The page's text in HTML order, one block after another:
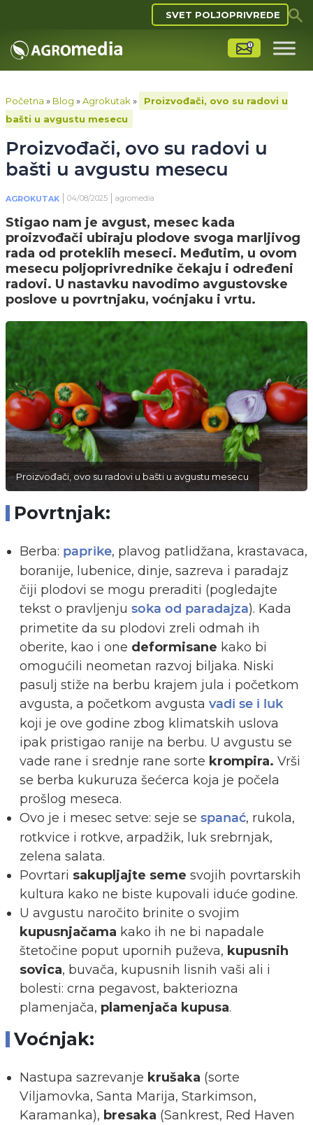
SVET POLJOPRIVREDE
Početna » Blog »Agrokutak »
Proizvođači, ovo su radovi u
bašti u avgustu mesecu
Proizvođači, ovo su radovi u
bašti u avgustu mesecu
AGROKUTAK 04/08/2025 agromedia
Stigao nam je avgust, mesec kada
proizvođači ubiraju plodove svoga marljivog
rada od proteklih meseci. Međutim, u ovom
mesecu poljoprivrednike čekaju i određeni
radovi. U nastavku navodimo avgustovske
poslove u povrtnjaku, voćnjaku i vrtu.
Proizvođači, ovo su radovi u bašti u avgustu mesecu
Povrtnjak:
Berba: paprike, plavog patlidžana, krastavaca,
boranije, lubenice, dinje, sazreva i paradajz
čiji plodovi se mogu preraditi (pogledajte
tekst o pravljenju soka od paradajza). Kada
primetite da su plodovi zreli odmah ih
oberite, kao i one deformisane kako bi
omogućili neometan razvoj biljaka. Niski
pasulj stiže na berbu krajem jula i početkom
avgusta, a početkom avgusta vadi se i luk
koji je ove godine zbog klimatskih uslova
ipak pristigao ranije na berbu. U avgustu se
vade rane i srednje rane sorte krompira. Vrši
se berba kukuruza šećerca koja je počela
prošlog meseca.
Ovo je i mesec setve: seje se spanać, rukola,
rotkvice i rotkve, arpadžik, luk srebrnjak,
zelena salata.
Povrtari sakupljajte seme svojih povrtarskih
kultura kako ne biste kupovali iduće godine.
U avgustu naročito brinite o svojim
kupusnjačama kako ih ne bi napadale
štetočine poput upornih puževa, kupusnih
sovica, buvača, kupusnih lisnih vaši ali i
bolesti: crna pegavost, bakteriozna
plamenjača, plamenjača kupusa.
Voćnjak:
Nastupa sazrevanje krušaka (sorte
Viljamovka, Santa Marija, Starkimson,
Karamanka), bresaka (Sankrest, Red Haven